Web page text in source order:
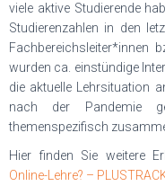
viele aktive Studierende
Studierenzahlen in den
Fachbereichsleiter*innen
wurden ca. einstündige
die aktuelle Lehrsituation
nach der Pandemie
themenspezifisch
Hier finden Sie weitere
Online-Lehre? –